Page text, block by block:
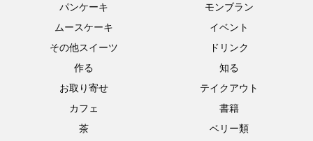
パンケーキ
モンブラン
ムースケーキ
イベント
その他スイーツ
ドリンク
作る
知る
お取り寄せ
テイクアウト
カフェ
書籍
茶
ベリー類